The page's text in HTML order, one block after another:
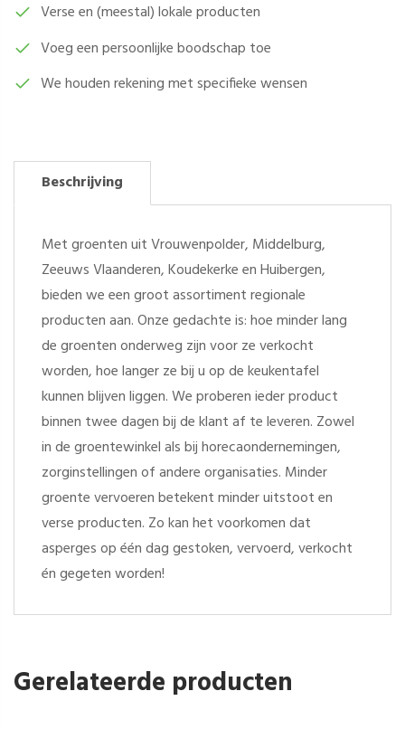
PER
GRAM
AANTAL
Verse en (meestal) lokale producten
Voeg een persoonlijke boodschap toe
We houden rekening met specifieke wensen
Beschrijving
Met groenten uit Vrouwenpolder, Middelburg,
Zeeuws Vlaanderen, Koudekerke en Huibergen,
bieden we een groot assortiment regionale
producten aan. Onze gedachte is: hoe minder lang
de groenten onderweg zijn voor ze verkocht
worden, hoe langer ze bij u op de keukentafel
kunnen blijven liggen. We proberen ieder product
binnen twee dagen bij de klant af te leveren. Zowel
in de groentewinkel als bij horecaondernemingen,
zorginstellingen of andere organisaties. Minder
groente vervoeren betekent minder uitstoot en
verse producten. Zo kan het voorkomen dat
asperges op één dag gestoken, vervoerd, verkocht
én gegeten worden!
Gerelateerde producten